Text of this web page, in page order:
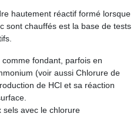
hautement réactif formé lorsque
sont chauffés est la base de tests
fondant, parfois en
(voir aussi Chlorure de
de HCl et sa réaction
sels avec le chlorure